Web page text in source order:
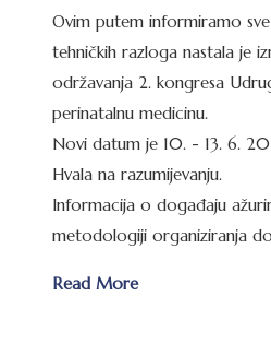
Ovim putem informiramo
tehničkih razloga nastala je
održavanja 2. kongresa
perinatalnu medicinu.
Novi datum je 10. - 13. 6.
Hvala na razumijevanju.
Informacija o događaju
metodologiji organiziranja
Read More